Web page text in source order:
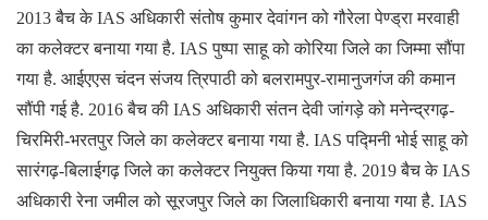
2013 बैच के IAS अधिकारी संतोष कुमार देवांगन को गौरेला पेण्ड्रा मरवाही
का कलेक्टर बनाया गया है. IAS पुष्पा साहू को कोरिया जिले का जिम्मा सौंपा
गया है. आईएएस चंदन संजय त्रिपाठी को बलरामपुर-रामानुजगंज की कमान
सौंपी गई है. 2016 बैच की IAS अधिकारी संतन देवी जांगड़े को मनेन्द्रगढ़-
चिरमिरी-भरतपुर जिले का कलेक्टर बनाया गया है. IAS पद्मिनी भोई साहू को
सारंगढ़-बिलाईगढ़ जिले का कलेक्टर नियुक्त किया गया है. 2019 बैच के IAS
अधिकारी रेना जमील को सूरजपुर जिले का जिलाधिकारी बनाया गया है. IAS